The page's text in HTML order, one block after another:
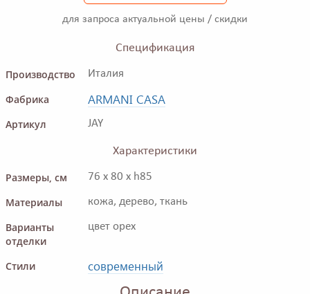
для запроса актуальной цены / скидки
Спецификация
Производство
Италия
Фабрика ARMANI CASA
Артикул JAY
Характеристики
Размеры, см
76 x 80 x h85
Материалы кожа, дерево, ткань
Варианты
отделки
цвет орех
Стили современный